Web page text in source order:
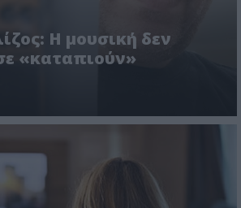
Η μουσική δεν
«καταπιούν»